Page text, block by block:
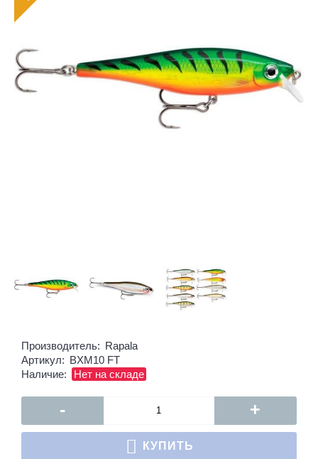
Производитель: Rapala
Артикул: BXM10 FT
Наличие:
Нет на складе
- +
КУПИТЬ